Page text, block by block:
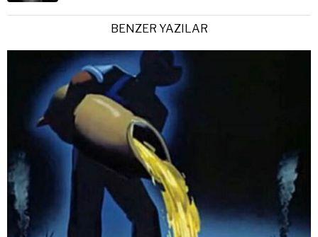
BENZER YAZILAR